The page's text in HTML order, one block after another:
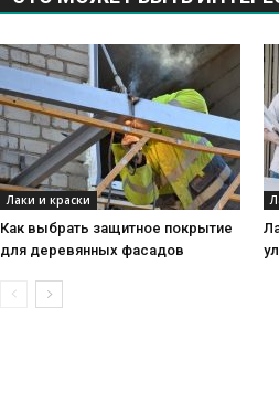
Лаки и краски
Как выбрать защитное покрытие
для деревянных фасадов